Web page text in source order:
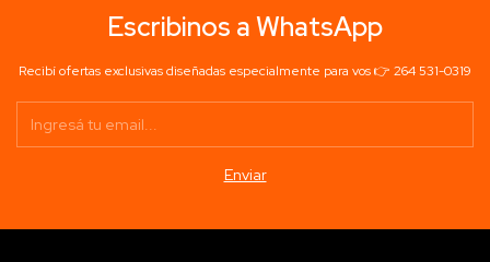
Escribinos a WhatsApp
Recibí ofertas exclusivas diseñadas especialmente para vos 👉 264 531-0319